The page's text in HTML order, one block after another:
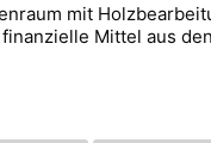
mit
Mittel aus